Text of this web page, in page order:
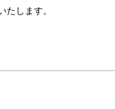
します。